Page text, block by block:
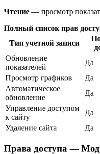
Чтение — просмотр
Полный список прав
Тип учетной записи
Обновление
показателей
Да
Просмотр графиков
Да
Автоматическое
обновление
Да
Управление доступом
к сайту
Да
Удаление сайта
Да
Права доступа —